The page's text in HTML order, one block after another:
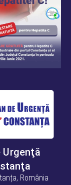
Urgenţă
România